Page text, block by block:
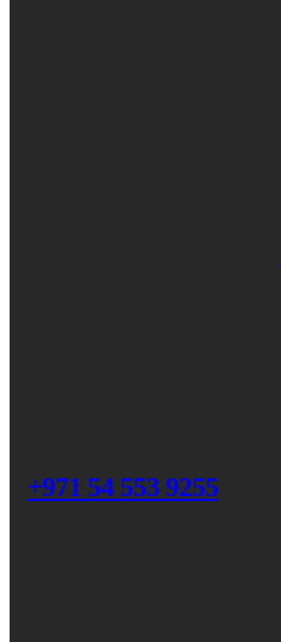
+971 54 553 9255